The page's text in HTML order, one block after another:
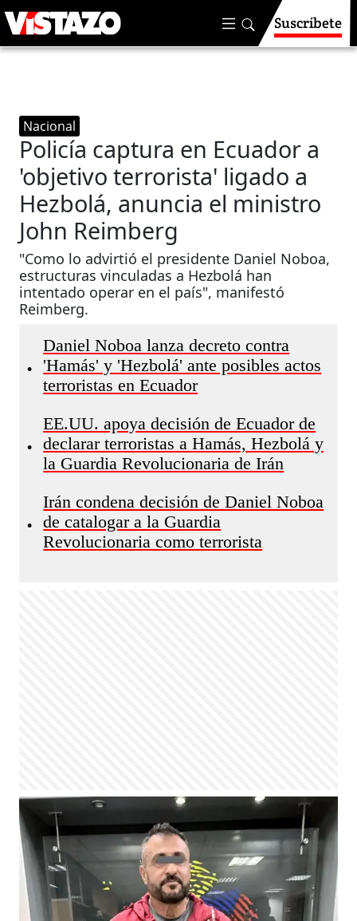
Suscríbete
Nacional
Policía captura en Ecuador a
'objetivo terrorista' ligado a
Hezbolá, anuncia el ministro
John Reimberg
"Como lo advirtió el presidente Daniel Noboa,
estructuras vinculadas a Hezbolá han
intentado operar en el país", manifestó
Reimberg.
•
Daniel Noboa lanza decreto contra
'Hamás' y 'Hezbolá' ante posibles actos
terroristas en Ecuador
•
EE.UU. apoya decisión de Ecuador de
declarar terroristas a Hamás, Hezbolá y
la Guardia Revolucionaria de Irán
•
Irán condena decisión de Daniel Noboa
de catalogar a la Guardia
Revolucionaria como terrorista